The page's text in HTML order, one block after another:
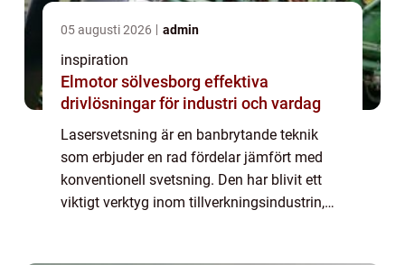
05 augusti 2026 admin
inspiration
Elmotor sölvesborg effektiva
drivlösningar för industri och vardag
Lasersvetsning är en banbrytande teknik
som erbjuder en rad fördelar jämfört med
konventionell svetsning. Den har blivit ett
viktigt verktyg inom tillverkningsindustrin,